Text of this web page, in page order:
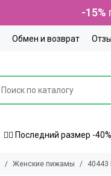
-15%
Обмен и возврат
🏃‍♀️ Последний размер -40%
Женские пижамы 40443